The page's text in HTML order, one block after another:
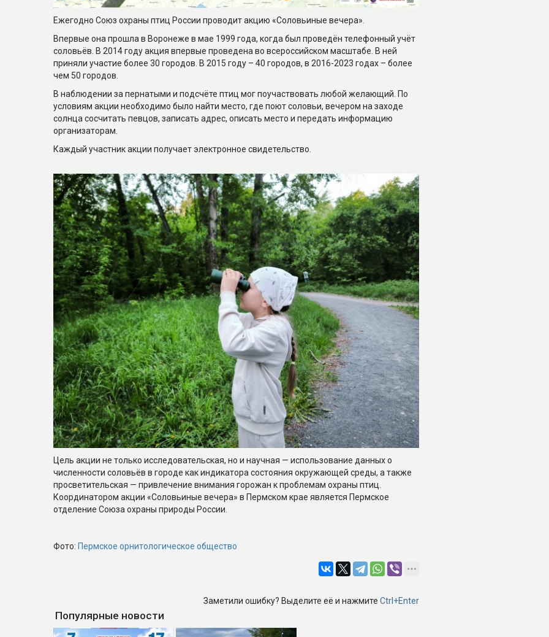
Ежегодно Союз охраны птиц России проводит акцию «Соловьиные вечера».
Впервые она прошла в Воронеже в мае 1999 года, когда был проведён телефонный учёт
соловьёв. В 2014 году акция впервые проведена во всероссийском масштабе. В ней
приняли участие более 30 городов. В 2015 году – 40 городов, в 2016-2023 годах – более
чем 50 городов.
В наблюдении за пернатыми и подсчёте птиц мог поучаствовать любой желающий. По
условиям акции необходимо было найти место, где поют соловьи, вечером на заходе
солнца сосчитать певцов, записать адрес, описать место и передать информацию
организаторам.
Каждый участник акции получает электронное свидетельство.
Цель акции не только исследовательская, но и научная — использование данных о
численности соловьёв в городе как индикатора состояния окружающей среды, а также
просветительская — привлечение внимания горожан к проблемам охраны птиц.
Координатором акции «Соловьиные вечера» в Пермском крае является Пермское
отделение Союза охраны природы России.
Фото: Пермское орнитологическое общество
Заметили ошибку? Выделите её и нажмите Ctrl+Enter
Популярные новости